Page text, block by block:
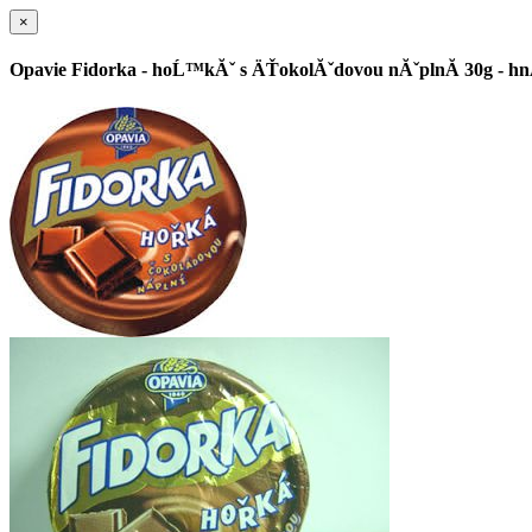
×
Opavie Fidorka - hoĹ™kĂˇ s ÄŤokolĂˇdovou nĂˇplnĂ­ 30g -